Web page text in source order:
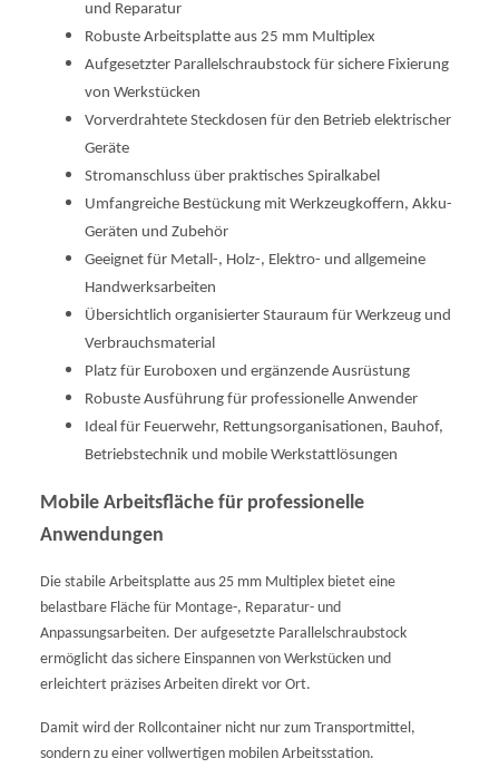
und Reparatur
Robuste Arbeitsplatte aus 25 mm Multiplex
Aufgesetzter Parallelschraubstock für sichere Fixierung
von Werkstücken
Vorverdrahtete Steckdosen für den Betrieb elektrischer
Geräte
Stromanschluss über praktisches Spiralkabel
Umfangreiche Bestückung mit Werkzeugkoffern, Akku-
Geräten und Zubehör
Geeignet für Metall-, Holz-, Elektro- und allgemeine
Handwerksarbeiten
Übersichtlich organisierter Stauraum für Werkzeug und
Verbrauchsmaterial
Platz für Euroboxen und ergänzende Ausrüstung
Robuste Ausführung für professionelle Anwender
Ideal für Feuerwehr, Rettungsorganisationen, Bauhof,
Betriebstechnik und mobile Werkstattlösungen
Mobile Arbeitsfläche für professionelle
Anwendungen
Die stabile Arbeitsplatte aus 25 mm Multiplex bietet eine
belastbare Fläche für Montage-, Reparatur- und
Anpassungsarbeiten. Der aufgesetzte Parallelschraubstock
ermöglicht das sichere Einspannen von Werkstücken und
erleichtert präzises Arbeiten direkt vor Ort.
Damit wird der Rollcontainer nicht nur zum Transportmittel,
sondern zu einer vollwertigen mobilen Arbeitsstation.